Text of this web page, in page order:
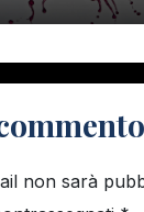
non sarà